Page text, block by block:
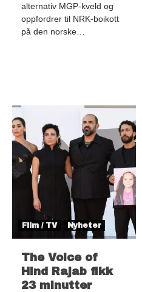
alternativ MGP-kveld og
oppfordrer til NRK-boikott
på den norske…
Film / TV Nyheter
The Voice of
Hind Rajab fikk
23 minutter